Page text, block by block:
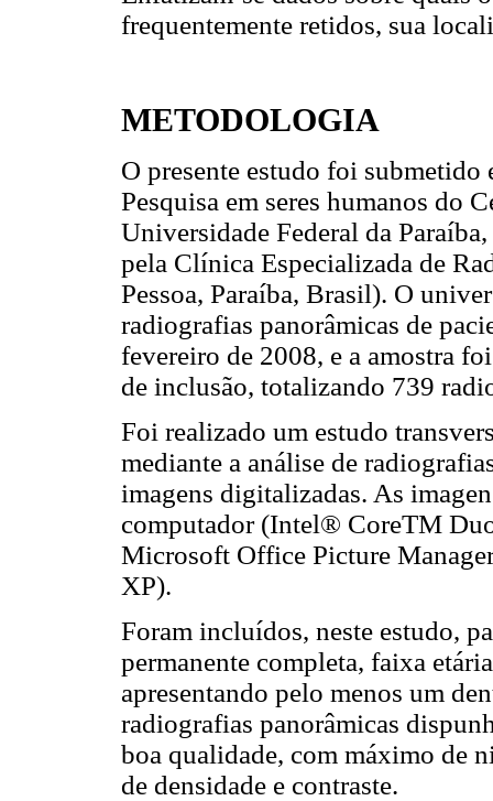
frequentemente retidos, sua
METODOLOGIA
O presente estudo foi
Pesquisa em seres humanos do
Universidade Federal da
pela Clínica Especializada de
Pessoa, Paraíba, Brasil). O
radiografias panorâmicas de
fevereiro de 2008, e a amostra
de inclusão, totalizando 739
Foi realizado um estudo
mediante a análise de
imagens digitalizadas. As
computador (Intel® CoreTM
Microsoft Office Picture
XP).
Foram incluídos, neste estudo,
permanente completa, faixa
apresentando pelo menos um
radiografias panorâmicas
boa qualidade, com máximo de
de densidade e contraste.